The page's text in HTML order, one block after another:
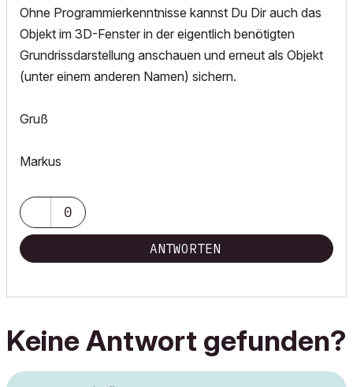
Ohne Programmierkenntnisse kannst Du Dir auch das
Objekt im 3D-Fenster in der eigentlich benötigten
Grundrissdarstellung anschauen und erneut als Objekt
(unter einem anderen Namen) sichern.
Gruß
Markus
0
ANTWORTEN
Keine Antwort gefunden?